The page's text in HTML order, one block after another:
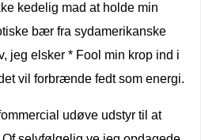
kedelig mad at holde min
bær fra sydamerikanske
jeg elsker * Fool min krop ind i
vil forbrænde fedt som energi.
udøve udstyr til at